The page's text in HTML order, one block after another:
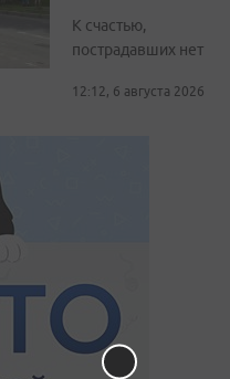
К счастью,
пострадавших нет
12:12, 6 августа 2026